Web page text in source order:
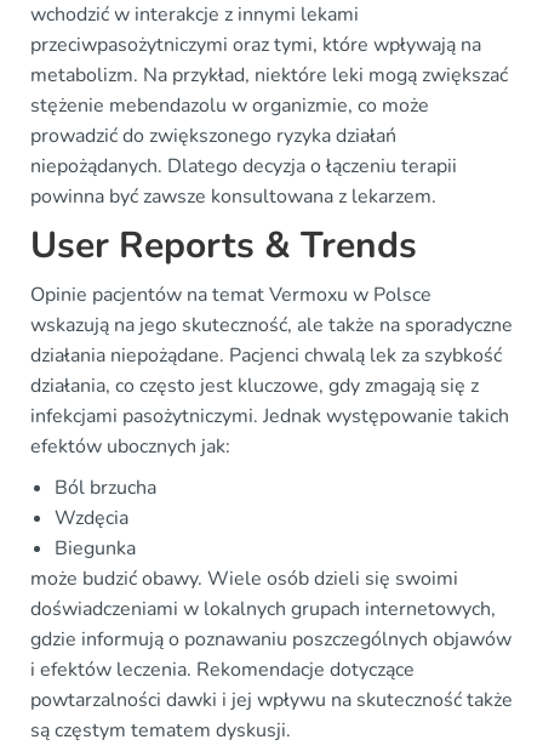
wchodzić w interakcje z innymi lekami
przeciwpasożytniczymi oraz tymi, które wpływają na
metabolizm. Na przykład, niektóre leki mogą zwiększać
stężenie mebendazolu w organizmie, co może
prowadzić do zwiększonego ryzyka działań
niepożądanych. Dlatego decyzja o łączeniu terapii
powinna być zawsze konsultowana z lekarzem.
User Reports & Trends
Opinie pacjentów na temat Vermoxu w Polsce
wskazują na jego skuteczność, ale także na sporadyczne
działania niepożądane. Pacjenci chwalą lek za szybkość
działania, co często jest kluczowe, gdy zmagają się z
infekcjami pasożytniczymi. Jednak występowanie takich
efektów ubocznych jak:
Ból brzucha
Wzdęcia
Biegunka
może budzić obawy. Wiele osób dzieli się swoimi
doświadczeniami w lokalnych grupach internetowych,
gdzie informują o poznawaniu poszczególnych objawów
i efektów leczenia. Rekomendacje dotyczące
powtarzalności dawki i jej wpływu na skuteczność także
są częstym tematem dyskusji.